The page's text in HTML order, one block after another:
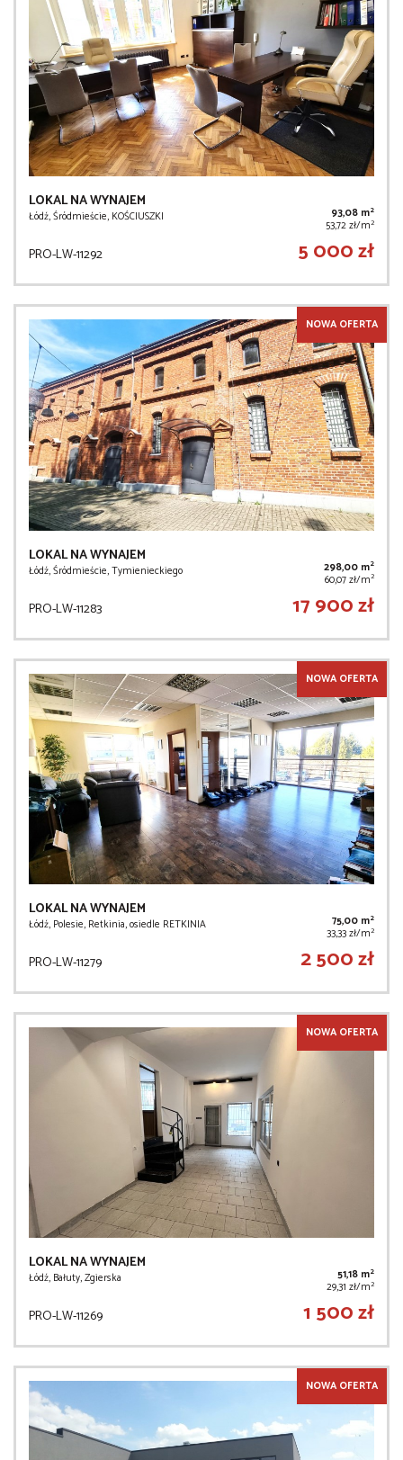
LOKAL NA WYNAJEM
Łódź, Śródmieście, KOŚCIUSZKI 93,08 m2
53,72 zł/m2
PRO-LW-11292 5 000 zł
NOWA OFERTA
LOKAL NA WYNAJEM
Łódź, Śródmieście, Tymienieckiego 298,00 m2
60,07 zł/m2
PRO-LW-11283 17 900 zł
NOWA OFERTA
LOKAL NA WYNAJEM
Łódź, Polesie, Retkinia, osiedle RETKINIA 75,00 m2
33,33 zł/m2
PRO-LW-11279 2 500 zł
NOWA OFERTA
LOKAL NA WYNAJEM
Łódź, Bałuty, Zgierska 51,18 m2
29,31 zł/m2
PRO-LW-11269 1 500 zł
NOWA OFERTA